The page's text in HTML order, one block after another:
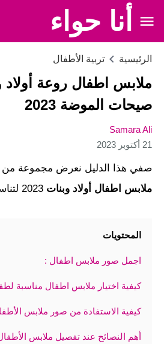
أنا حواء
الرئيسية تربية الأطفال
ملابس اطفال روعة
صيحات الموضة 2023
Samara Ali
21 أكتوبر 2023
صفي هذا الدليل نعرض مجموعة
ملابس اطفال أولاد وبنات
المحتويات
اجمل صور ملابس اطفال :
كيفية اختيار ملابس اطفال مناسبة
كيفية الاستفادة من صور ملابس
أهم النصائح عند تفصيل ملابس